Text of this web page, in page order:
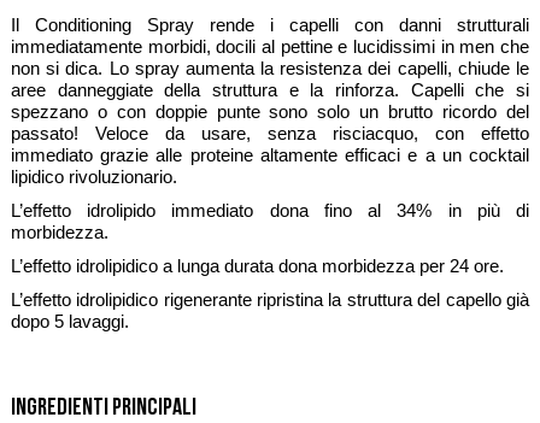
Il Conditioning Spray rende i capelli con danni strutturali
immediatamente morbidi, docili al pettine e lucidissimi in men che
non si dica. Lo spray aumenta la resistenza dei capelli, chiude le
aree danneggiate della struttura e la rinforza. Capelli che si
spezzano o con doppie punte sono solo un brutto ricordo del
passato! Veloce da usare, senza risciacquo, con effetto
immediato grazie alle proteine altamente efficaci e a un cocktail
lipidico rivoluzionario.
L’effetto idrolipido immediato dona fino al 34% in più di
morbidezza.
L’effetto idrolipidico a lunga durata dona morbidezza per 24 ore.
L’effetto idrolipidico rigenerante ripristina la struttura del capello già
dopo 5 lavaggi.
Ingredienti principali